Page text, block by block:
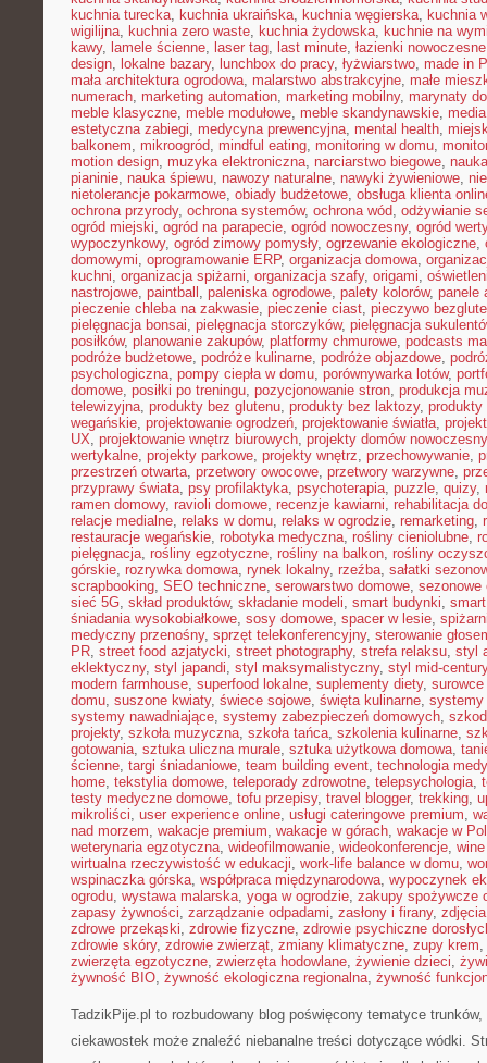
kuchnia turecka, kuchnia ukraińska, kuchnia węgierska, kuchnia
wigilijna, kuchnia zero waste, kuchnia żydowska, kuchnie na
kawy, lamele ścienne, laser tag, last minute, łazienki nowoczesne
design, lokalne bazary, lunchbox do pracy, łyżwiarstwo, made in
mała architektura ogrodowa, malarstwo abstrakcyjne, małe
numerach, marketing automation, marketing mobilny, marynaty
meble klasyczne, meble modułowe, meble skandynawskie,
estetyczna zabiegi, medycyna prewencyjna, mental health,
balkonem, mikroogród, mindful eating, monitoring w domu,
motion design, muzyka elektroniczna, narciarstwo biegowe,
pianinie, nauka śpiewu, nawozy naturalne, nawyki żywieniowe,
nietolerancje pokarmowe, obiady budżetowe, obsługa klienta
ochrona przyrody, ochrona systemów, ochrona wód, odżywianie
ogród miejski, ogród na parapecie, ogród nowoczesny, ogród
wypoczynkowy, ogród zimowy pomysły, ogrzewanie ekologiczne,
domowymi, oprogramowanie ERP, organizacja domowa,
kuchni, organizacja spiżarni, organizacja szafy, origami,
nastrojowe, paintball , paleniska ogrodowe, palety kolorów, panele
pieczenie chleba na zakwasie, pieczenie ciast, pieczywo
pielęgnacja bonsai, pielęgnacja storczyków, pielęgnacja
posiłków, planowanie zakupów, platformy chmurowe, podcasts
podróże budżetowe, podróże kulinarne, podróże objazdowe,
psychologiczna, pompy ciepła w domu, porównywarka lotów,
domowe, posiłki po treningu, pozycjonowanie stron, produkcja
telewizyjna, produkty bez glutenu, produkty bez laktozy, produkty
wegańskie, projektowanie ogrodzeń, projektowanie światła,
UX, projektowanie wnętrz biurowych, projekty domów
wertykalne, projekty parkowe, projekty wnętrz, przechowywanie,
przestrzeń otwarta, przetwory owocowe, przetwory warzywne,
przyprawy świata, psy profilaktyka, psychoterapia, puzzle, quizy,
ramen domowy, ravioli domowe, recenzje kawiarni, rehabilitacja
relacje medialne, relaks w domu, relaks w ogrodzie, remarketing,
restauracje wegańskie, robotyka medyczna, rośliny cieniolubne,
pielęgnacja, rośliny egzotyczne, rośliny na balkon, rośliny
górskie, rozrywka domowa, rynek lokalny, rzeźba, sałatki
scrapbooking, SEO techniczne, serowarstwo domowe, sezonowe
sieć 5G, skład produktów, składanie modeli, smart budynki,
śniadania wysokobiałkowe, sosy domowe, spacer w lesie,
medyczny przenośny, sprzęt telekonferencyjny, sterowanie
PR, street food azjatycki, street photography, strefa relaksu, styl
eklektyczny, styl japandi, styl maksymalistyczny, styl mid-century
modern farmhouse, superfood lokalne, suplementy diety,
domu, suszone kwiaty, świece sojowe, święta kulinarne, systemy
systemy nawadniające, systemy zabezpieczeń domowych,
projekty, szkoła muzyczna, szkoła tańca, szkolenia kulinarne,
gotowania, sztuka uliczna murale, sztuka użytkowa domowa,
ścienne, targi śniadaniowe, team building event, technologia
home, tekstylia domowe, teleporady zdrowotne, telepsychologia,
testy medyczne domowe, tofu przepisy, travel blogger, trekking,
mikroliści, user experience online, usługi cateringowe premium,
nad morzem, wakacje premium, wakacje w górach, wakacje w
weterynaria egzotyczna, wideofilmowanie, wideokonferencje,
wirtualna rzeczywistość w edukacji, work-life balance w domu,
wspinaczka górska, współpraca międzynarodowa, wypoczynek
ogrodu, wystawa malarska, yoga w ogrodzie, zakupy spożywcze
zapasy żywności, zarządzanie odpadami, zasłony i firany,
zdrowe przekąski, zdrowie fizyczne, zdrowie psychiczne
zdrowie skóry, zdrowie zwierząt, zmiany klimatyczne, zupy krem,
zwierzęta egzotyczne, zwierzęta hodowlane, żywienie dzieci,
żywność BIO, żywność ekologiczna regionalna, żywność
TadzikPije.pl to rozbudowany blog poświęcony tematyce trunków,
ciekawostek może znaleźć niebanalne treści dotyczące wódki.